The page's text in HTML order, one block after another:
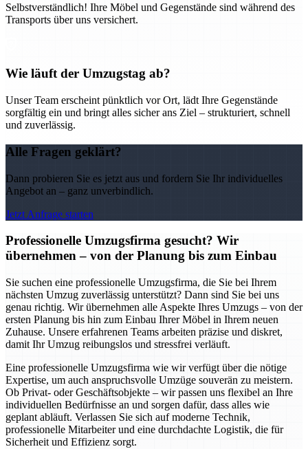
Selbstverständlich! Ihre Möbel und Gegenstände sind während des
Transports über uns versichert.
Wie läuft der Umzugstag ab?
Unser Team erscheint pünktlich vor Ort, lädt Ihre Gegenstände
sorgfältig ein und bringt alles sicher ans Ziel – strukturiert, schnell
und zuverlässig.
Alle Fragen geklärt?
Dann probieren Sie es jetzt aus und fordern Sie Ihr individuelles
Angebot an – ganz unverbindlich.
Jetzt Anfrage starten
Professionelle Umzugsfirma gesucht? Wir
übernehmen – von der Planung bis zum Einbau
Sie suchen eine professionelle Umzugsfirma, die Sie bei Ihrem
nächsten Umzug zuverlässig unterstützt? Dann sind Sie bei uns
genau richtig. Wir übernehmen alle Aspekte Ihres Umzugs – von der
ersten Planung bis hin zum Einbau Ihrer Möbel in Ihrem neuen
Zuhause. Unsere erfahrenen Teams arbeiten präzise und diskret,
damit Ihr Umzug reibungslos und stressfrei verläuft.
Eine professionelle Umzugsfirma wie wir verfügt über die nötige
Expertise, um auch anspruchsvolle Umzüge souverän zu meistern.
Ob Privat- oder Geschäftsobjekte – wir passen uns flexibel an Ihre
individuellen Bedürfnisse an und sorgen dafür, dass alles wie
geplant abläuft. Verlassen Sie sich auf moderne Technik,
professionelle Mitarbeiter und eine durchdachte Logistik, die für
Sicherheit und Effizienz sorgt.